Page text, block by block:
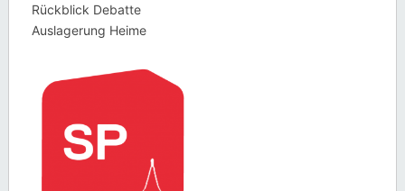
Rückblick Debatte
Auslagerung Heime